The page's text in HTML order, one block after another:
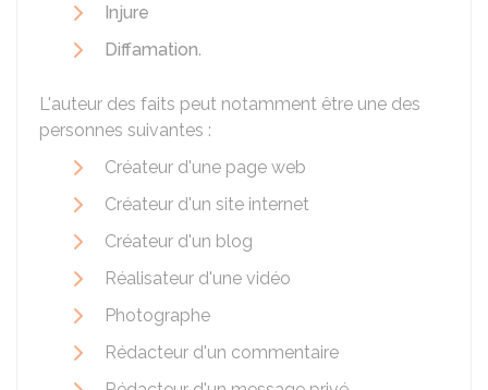
Injure
Diffamation.
L'auteur des faits peut notamment être une des
personnes suivantes :
Créateur d'une page web
Créateur d'un site internet
Créateur d'un blog
Réalisateur d'une vidéo
Photographe
Rédacteur d'un commentaire